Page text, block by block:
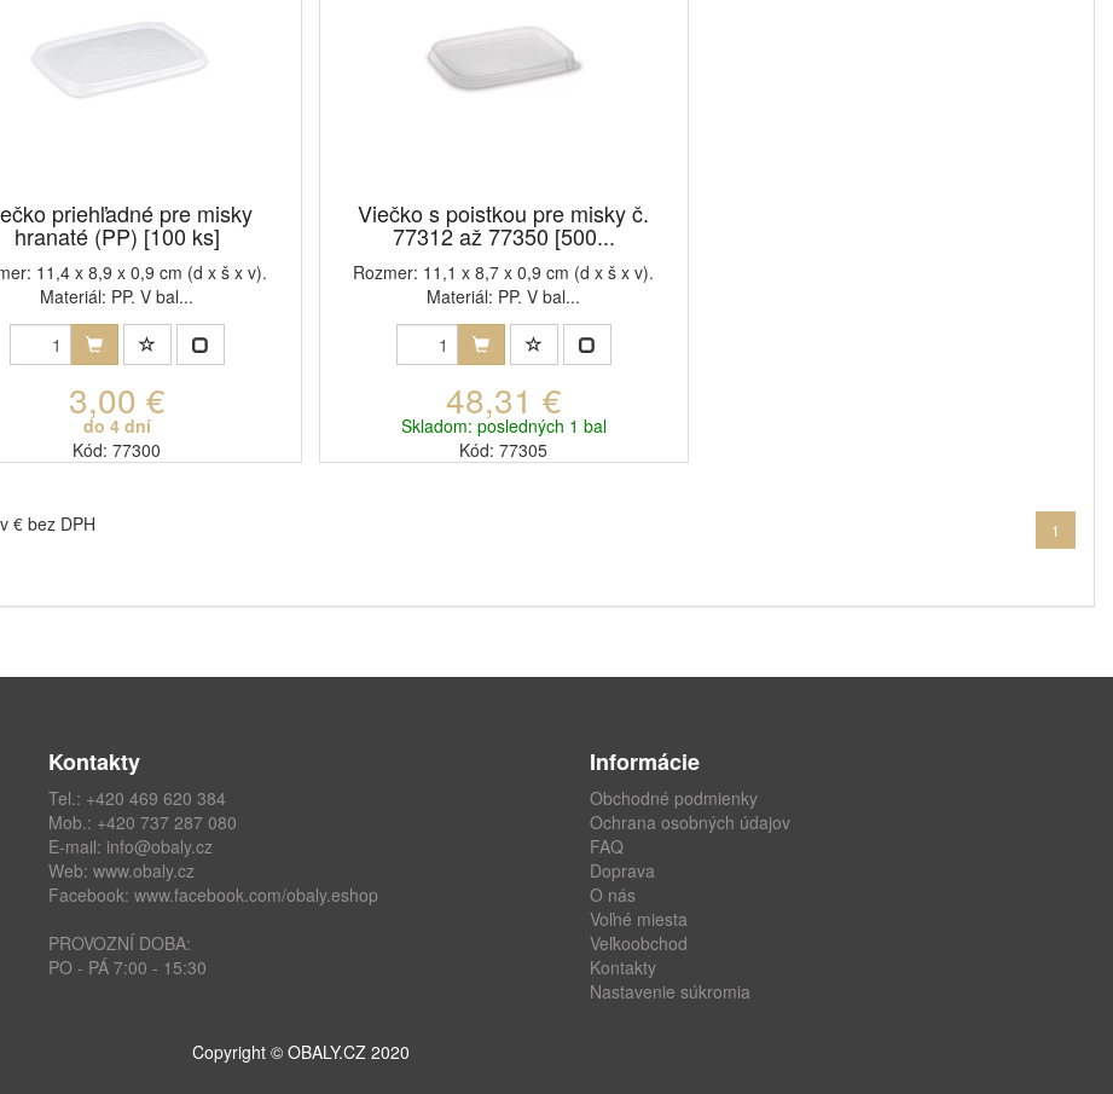
priehľadné pre misky
hranaté (PP) [100 ks]
11,4 x 8,9 x 0,9 cm (d x š x v).
Materiál: PP. V bal...
3,00 €
do 4 dní
Kód: 77300
Viečko s poistkou pre misky č.
77312 až 77350 [500...
Rozmer: 11,1 x 8,7 x 0,9 cm (d x š x v).
Materiál: PP. V bal...
48,31 €
Skladom: posledných 1 bal
Kód: 77305
€ bez DPH 1
Kontakty
Tel.: +420 469 620 384
Mob.: +420 737 287 080
E-mail: info@obaly.cz
Web: www.obaly.cz
Facebook: www.facebook.com/obaly.eshop
PROVOZNÍ DOBA:
PO - PÁ 7:00 - 15:30
Informácie
Obchodné podmienky
Ochrana osobných údajov
FAQ
Doprava
O nás
Voľné miesta
Veľkoobchod
Kontakty
Nastavenie súkromia
Copyright © OBALY.CZ 2020